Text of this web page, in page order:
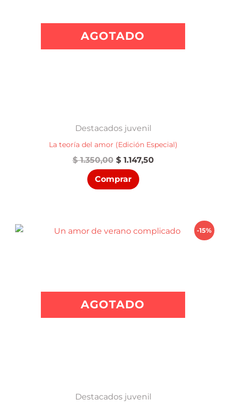
AGOTADO
Destacados juvenil
La teoría del amor (Edición Especial)
$1.350,00 El
precio
original
era:
$1.147,50El
Comprar
-15%
AGOTADO
Destacados juvenil